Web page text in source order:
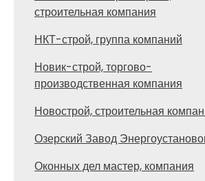
строительная компания
НКТ-строй, группа компаний
Новик-строй, торгово-
производственная компания
Новострой, строительная
Озерский Завод
Оконных дел мастер, компания